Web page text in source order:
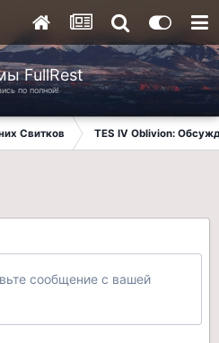
FullRest
по полной!
Свитков TES IV Oblivion:
сообщение с вашей